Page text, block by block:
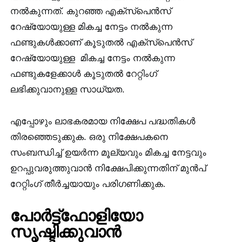
നൽകുന്നത്. കുറഞ്ഞ എക്സ്പെൻസ്
റേഷ്യോയുള്ള മികച്ച നേട്ടം നൽകുന്ന
ഫണ്ടുകൾക്കാണ് കൂടുതൽ എക്സ്പെൻസ്
റേഷ്യോയുള്ള മികച്ച നേട്ടം നൽകുന്ന
ഫണ്ടുകളേക്കാൾ കൂടുതൽ റേറ്റിംഗ്
ലഭിക്കുവാനുള്ള സാധ്യത.
എപ്പോഴും ലാഭകരമായ നിക്ഷേപ പദ്ധതികൾ
തിരഞ്ഞെടുക്കുക. ഒരു നിക്ഷേപകനെ
സംബന്ധിച്ച് ഉയർന്ന മൂല്യവും മികച്ച നേട്ടവും
ഉറപ്പുവരുത്തുവാൻ നിക്ഷേപിക്കുന്നതിന് മുൻപ്
റേറ്റിംഗ് തീർച്ചയായും പരിഗണിക്കുക.
പോർട്ട്ഫോളിയോ
സൃഷ്ടിക്കുവാൻ